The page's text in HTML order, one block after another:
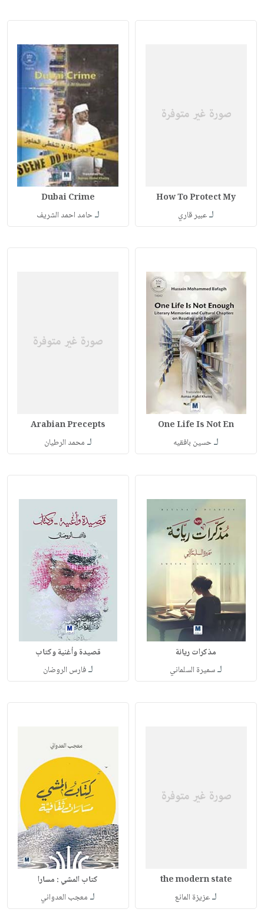
How To Protect My
لـعبير قاري
Dubai Crime
لـحامد احمد الشريف
One Life Is Not En
لـحسين بافقيه
Arabian Precepts
لـ محمد الرطيان
مذكرات ريانة
لـسميرة السلماني
قصيدة وأغنية وكتاب
لـفارس الروضان
the modern state
لـعزيزة المانع
كتاب المشي : مسارا
لـ معجب العدواني